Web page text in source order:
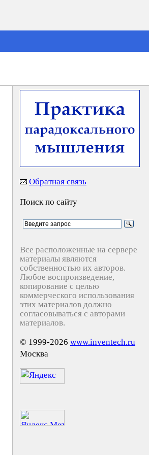
Обратная связь
Поиск по сайту
Все расположенные на сервере
материалы являются
собственностью их авторов.
Любое воспроизведение,
копирование с целью
коммерческого использования
этих материалов должно
согласовываться с авторами
материалов.
© 1999-2026 www.inventech.ru
Москва